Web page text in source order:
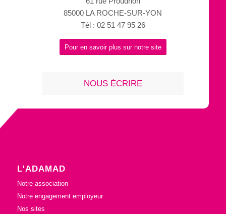
85000 LA ROCHE-SUR-YON
Tél : 02 51 47 95 26
Pour en savoir plus sur notre site
NOUS ÉCRIRE
L’ADAMAD
Notre association
Notre engagement employeur
Nos sites